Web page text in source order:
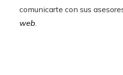
comunicarte con sus
web.